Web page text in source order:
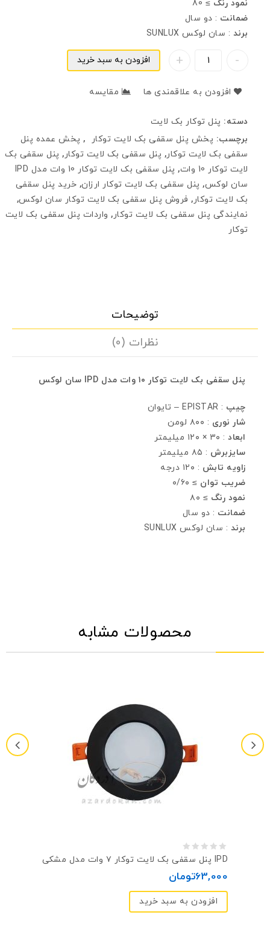
نمود رنگ ≥ 80
ضمانت : دو سال
برند : سان لوکس SUNLUX
افزودن به سبد خرید
افزودن به علاقمندی ها مقایسه
دسته: پنل توکار بک لایت
برچسب: پخش پنل سقفی بک لایت توکار , پخش عمده پنل
سقفی بک لایت توکار, پنل سقفی بک لایت توکار, پنل سقفی بک
لایت توکار 10 وات
,
پنل سقفی بک لایت توکار 10 وات مدل IPD
سان لوکس, پنل سقفی بک لایت توکار ارزان, خرید پنل سقفی
بک لایت توکار, فروش پنل سقفی بک لایت توکار سان لوکس,
نمایندگی پنل سقفی بک لایت توکار, واردات پنل سقفی بک لایت
توکار
توضیحات
نظرات (0)
پنل سقفی بک لایت توکار ۱۰ وات مدل IPD سان لوکس
چيپ : EPISTAR – تايوان
شار نوری : ۸۰۰ لومن
ابعاد: ۳۰ × ۱۲۰ ميليمتر
سايزبرش : ۸۵ ميليمتر
زاويه تابش : ۱۲۰ درجه
ضريب توان ≥ ۰/۶۰
نمود رنگ ≥ ۸۰
ضمانت : دو سال
برند : سان لوکس SUNLUX
محصولات مشابه
پنل سقفی بک لایت توکار ۷ وات مدل مشکی IPD
63,000تومان
افزودن به سبد خرید